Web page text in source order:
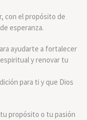
con el propósito de
esperanza.
ayudarte a fortalecer
y renovar tu
para ti y que Dios
propósito o tu pasión